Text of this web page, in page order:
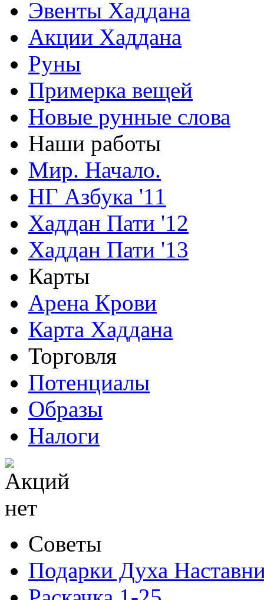
Эвенты Хаддана
Акции Хаддана
Руны
Примерка вещей
Новые рунные слова
Наши работы
Мир. Начало.
НГ Азбука '11
Хаддан Пати '12
Хаддан Пати '13
Карты
Арена Крови
Карта Хаддана
Торговля
Потенциалы
Образы
Налоги
Советы
Подарки Духа